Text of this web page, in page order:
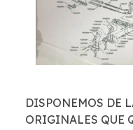
DISPONEMOS DE
ORIGINALES QUE